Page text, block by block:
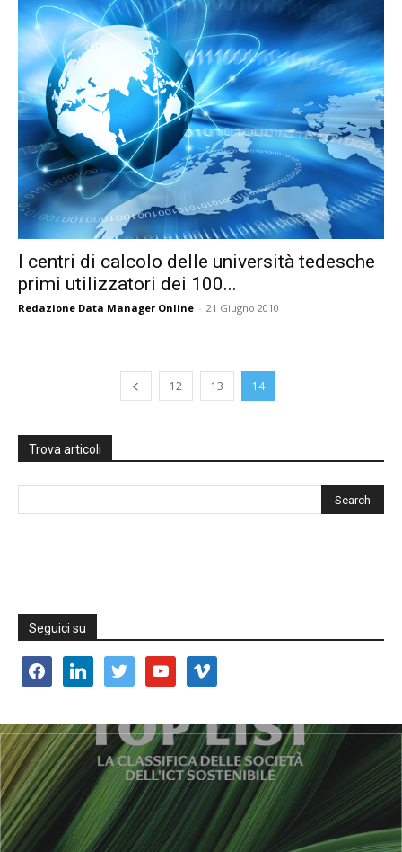
I centri di calcolo delle università tedesche
primi utilizzatori dei 100...
Redazione Data Manager Online - 21 Giugno 2010
12 13 14
Trova articoli
Seguici su
facebooklinkedin twitter youtube vimeo